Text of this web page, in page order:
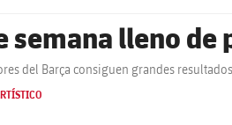
semana lleno de
del Barça consiguen grandes